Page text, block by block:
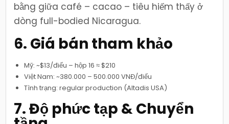
bằng giữa café – cacao – tiêu hiếm thấy ở
dòng full-bodied Nicaragua.
6. Giá bán tham khảo
Mỹ: ~$13/điếu – hộp 16 ≈ $210
Việt Nam: ~380.000 – 500.000 VNĐ/điếu
Tình trạng: regular production (Altadis USA)
7. Độ phức tạp & Chuyển